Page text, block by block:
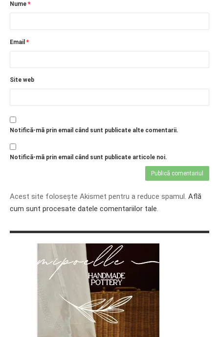
Nume *
Email *
Site web
Notifică-mă prin email când sunt publicate alte comentarii.
Notifică-mă prin email când sunt publicate articole noi.
Acest site folosește Akismet pentru a reduce spamul. Află
cum sunt procesate datele comentariilor tale.